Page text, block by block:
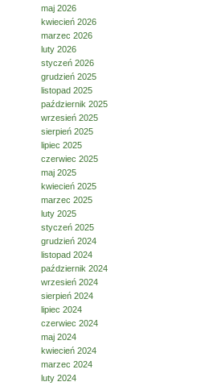
maj 2026
kwiecień 2026
marzec 2026
luty 2026
styczeń 2026
grudzień 2025
listopad 2025
październik 2025
wrzesień 2025
sierpień 2025
lipiec 2025
czerwiec 2025
maj 2025
kwiecień 2025
marzec 2025
luty 2025
styczeń 2025
grudzień 2024
listopad 2024
październik 2024
wrzesień 2024
sierpień 2024
lipiec 2024
czerwiec 2024
maj 2024
kwiecień 2024
marzec 2024
luty 2024